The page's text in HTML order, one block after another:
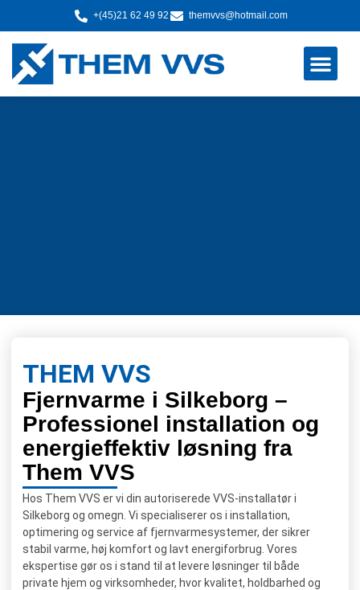
+(45)21 62 49 92 themvvs@hotmail.com
THEM VVS
Fjernvarme i Silkeborg –
Professionel installation og
energieffektiv løsning fra
Them VVS
Hos Them VVS er vi din autoriserede VVS-installatør i
Silkeborg og omegn. Vi specialiserer os i installation,
optimering og service af fjernvarmesystemer, der sikrer
stabil varme, høj komfort og lavt energiforbrug. Vores
ekspertise gør os i stand til at levere løsninger til både
private hjem og virksomheder, hvor kvalitet, holdbarhed og